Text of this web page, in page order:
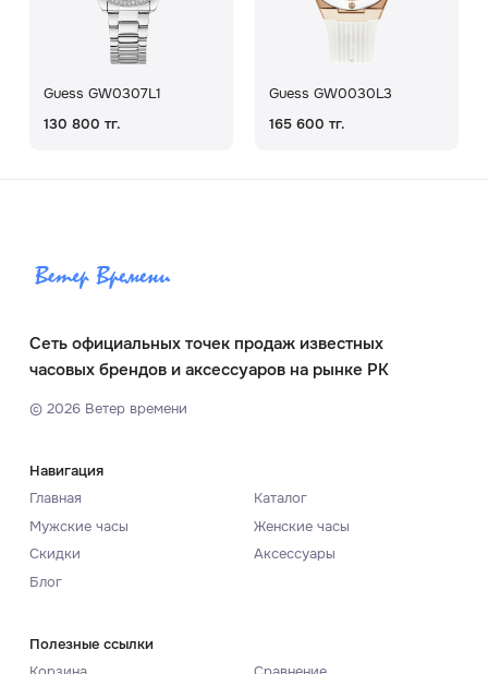
Guess GW0307L1
130 800 тг.
Guess GW0030L3
165 600 тг.
Сеть официальных точек продаж известных
часовых брендов и аксессуаров на рынке РК
© 2026Ветер времени
Навигация
Главная
Каталог
Мужские часы
Женские часы
Скидки
Аксессуары
Блог
Полезные ссылки